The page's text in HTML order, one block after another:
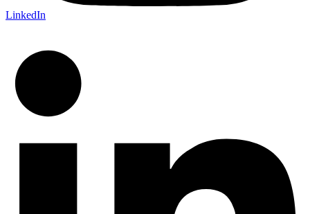
LinkedIn